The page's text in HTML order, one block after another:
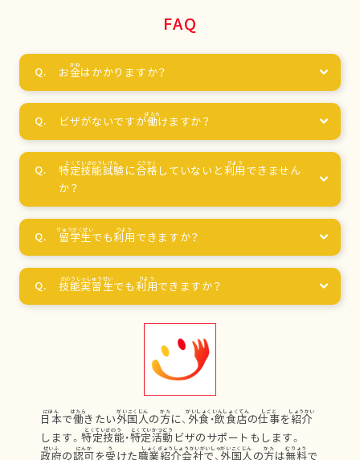
FAQ
お金はかかりますか？
ビザがないですが働けますか？
特定技能試験に合格 していないと利用 できません
か？
留学生でも利用 できますか？
技能実習生でも利用できますか？
日本で働きたい外国人の方に、 外食 ・飲食店の仕事を紹介
します。特定技能・特定活動 ビザのサポートもします。
政府の認可を受けた職業紹介会社で、 外国人の方は無料で